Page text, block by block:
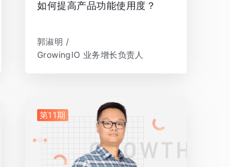
如何提高产品功能使用度？
郭淑明 /
GrowingIO 业务增长负责人
第11期